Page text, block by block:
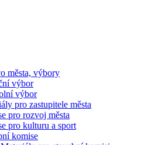
města, výbory
výbor
výbor
pro zastupitele města
pro rozvoj města
pro kulturu a sport
komise